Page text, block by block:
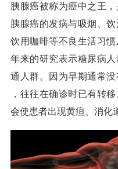
胰腺癌被称为癌中之王
胰腺癌的发病与吸烟、
饮用咖啡等不良生活习
年来的研究表示糖尿病
通人群。因为早期通常
，往往在确诊时已有转
会使患者出现黄疸、消化